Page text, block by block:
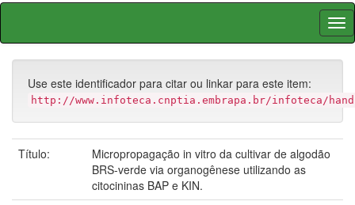
Skip
Use este identificador para citar ou linkar para este item:
http://www.infoteca.cnptia.embrapa.br/infoteca/
Título:
Micropropagação in vitro da cultivar de algodão
BRS-verde via organogênese utilizando as
citocininas BAP e KIN.